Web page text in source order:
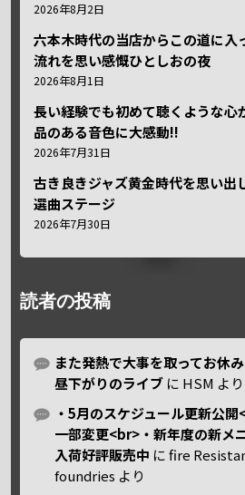
2026年8月2日
六本木時代の当店からこの道に入
流れを思い感慨ひとしおの夜
2026年8月1日
長い経験でも初めて聴くような心
品のある音色に大感動!!
2026年7月31日
古き良きジャズ黄金時代を思い出
選曲ステージ
2026年7月30日
読者の投稿
また発熱で大事を取ってお休
昼下がりのライブ に HSM より
・5月のスケジュール更新公
一部変更<br>・新年度の新メ
入荷好評販売中 にfire
foundries より